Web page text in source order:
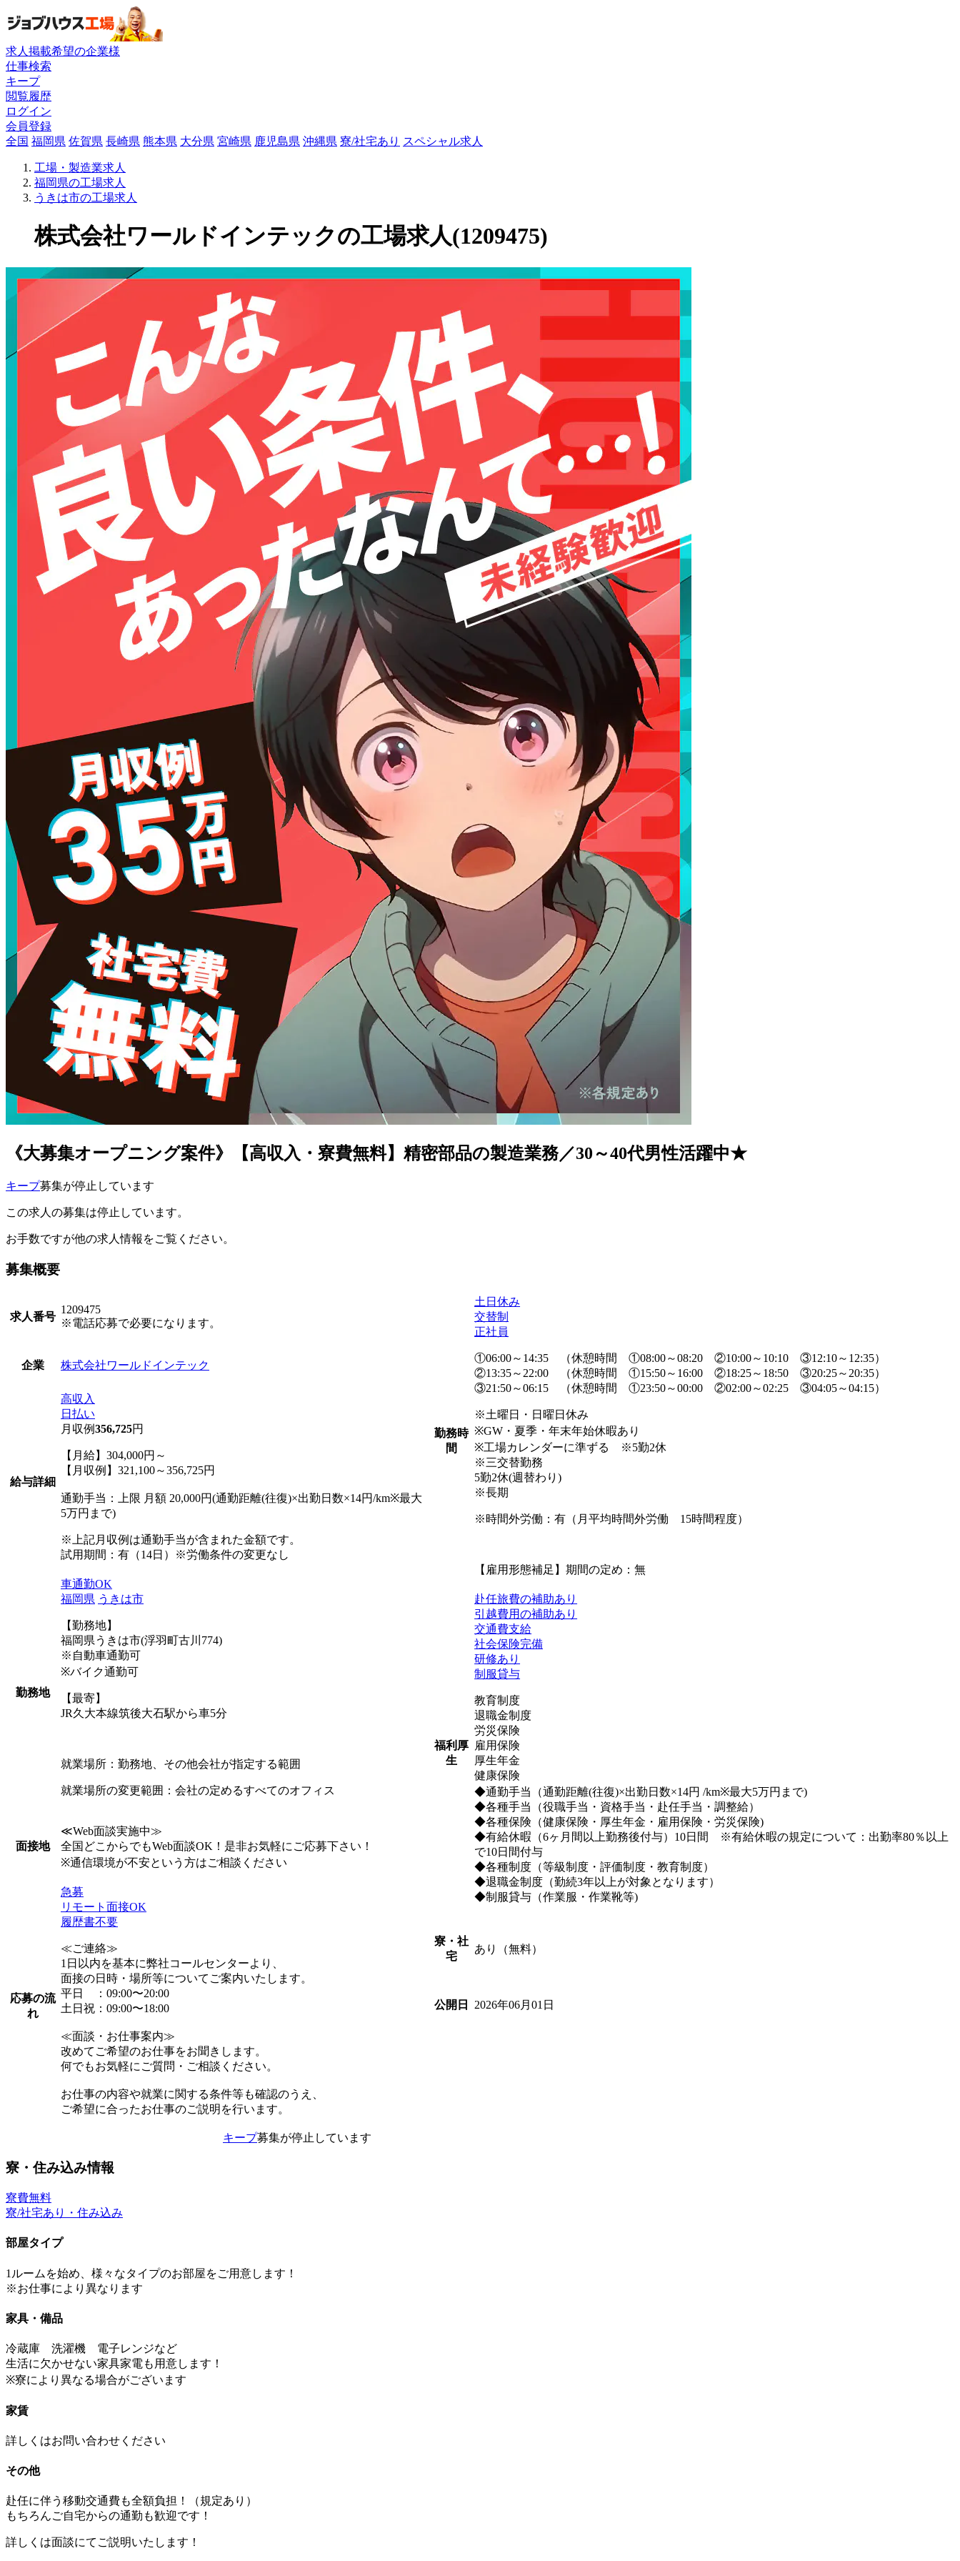
求人掲載希望の企業様
仕事検索
キープ
閲覧履歴
ログイン
会員登録
全国 福岡県 佐賀県 長崎県 熊本県 大分県 宮崎県 鹿児島県 沖縄県 寮/社宅あり スペシャル求人
工場・製造業求人
福岡県の工場求人
うきは市の工場求人
株式会社ワールドインテックの工場求人(1209475)
《大募集オープニング案件》【高収入・寮費無料】精密部品の製造業務／30～40代男性活躍中★
キープ募集が停止しています
この求人の募集は停止しています。
お手数ですが他の求人情報をご覧ください。
募集概要
求人番号
1209475
※電話応募で必要になります。
企業 株式会社ワールドインテック
給与詳細
高収入
日払い
月収例356,725円
【月給】304,000円～
【月収例】321,100～356,725円
通勤手当：上限 月額 20,000円(通勤距離(往復)×出勤日数×14円/km※最大
5万円まで)
※上記月収例は通勤手当が含まれた金額です。
試用期間：有（14日）※労働条件の変更なし
勤務地
車通勤OK
福岡県 うきは市
【勤務地】
福岡県うきは市(浮羽町古川774)
※自動車通勤可
※バイク通勤可
【最寄】
JR久大本線筑後大石駅から車5分
就業場所：勤務地、その他会社が指定する範囲
就業場所の変更範囲：会社の定めるすべてのオフィス
面接地
≪Web面談実施中≫
全国どこからでもWeb面談OK！是非お気軽にご応募下さい！
※通信環境が不安という方はご相談ください
応募の流
れ
急募
リモート面接OK
履歴書不要
≪ご連絡≫
1日以内を基本に弊社コールセンターより、
面接の日時・場所等についてご案内いたします。
平日 ：09:00〜20:00
土日祝：09:00〜18:00
≪面談・お仕事案内≫
改めてご希望のお仕事をお聞きします。
何でもお気軽にご質問・ご相談ください。
お仕事の内容や就業に関する条件等も確認のうえ、
ご希望に合ったお仕事のご説明を行います。
勤務時
間
土日休み
交替制
正社員
①06:00～14:35 （休憩時間 ①08:00～08:20 ②10:00～10:10 ③12:10～12:35）
②13:35～22:00 （休憩時間 ①15:50～16:00 ②18:25～18:50 ③20:25～20:35）
③21:50～06:15 （休憩時間 ①23:50～00:00 ②02:00～02:25 ③04:05～04:15）
※土曜日・日曜日休み
※GW・夏季・年末年始休暇あり
※工場カレンダーに準ずる ※5勤2休
※三交替勤務
5勤2休(週替わり)
※長期
※時間外労働：有（月平均時間外労働 15時間程度）
【雇用形態補足】期間の定め：無
福利厚
生
赴任旅費の補助あり
引越費用の補助あり
交通費支給
社会保険完備
研修あり
制服貸与
教育制度
退職金制度
労災保険
雇用保険
厚生年金
健康保険
◆通勤手当（通勤距離(往復)×出勤日数×14円 /km※最大5万円まで)
◆各種手当（役職手当・資格手当・赴任手当・調整給）
◆各種保険（健康保険・厚生年金・雇用保険・労災保険)
◆有給休暇（6ヶ月間以上勤務後付与）10日間 ※有給休暇の規定について：出勤率80％以上
で10日間付与
◆各種制度（等級制度・評価制度・教育制度）
◆退職金制度（勤続3年以上が対象となります）
◆制服貸与（作業服・作業靴等)
寮・社
宅
あり（無料）
公開日 2026年06月01日
キープ募集が停止しています
寮・住み込み情報
寮費無料
寮/社宅あり・住み込み
部屋タイプ
1ルームを始め、様々なタイプのお部屋をご用意します！
※お仕事により異なります
家具・備品
冷蔵庫 洗濯機 電子レンジなど
生活に欠かせない家具家電も用意します！
※寮により異なる場合がございます
家賃
詳しくはお問い合わせください
その他
赴任に伴う移動交通費も全額負担！（規定あり）
もちろんご自宅からの通勤も歓迎です！
詳しくは面談にてご説明いたします！